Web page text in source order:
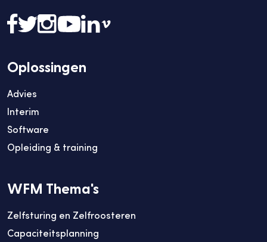
Oplossingen
Advies
Interim
Software
Opleiding & training
WFM Thema's
Zelfsturing en Zelfroosteren
Capaciteitsplanning